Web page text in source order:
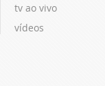
tv ao vivo
vídeos